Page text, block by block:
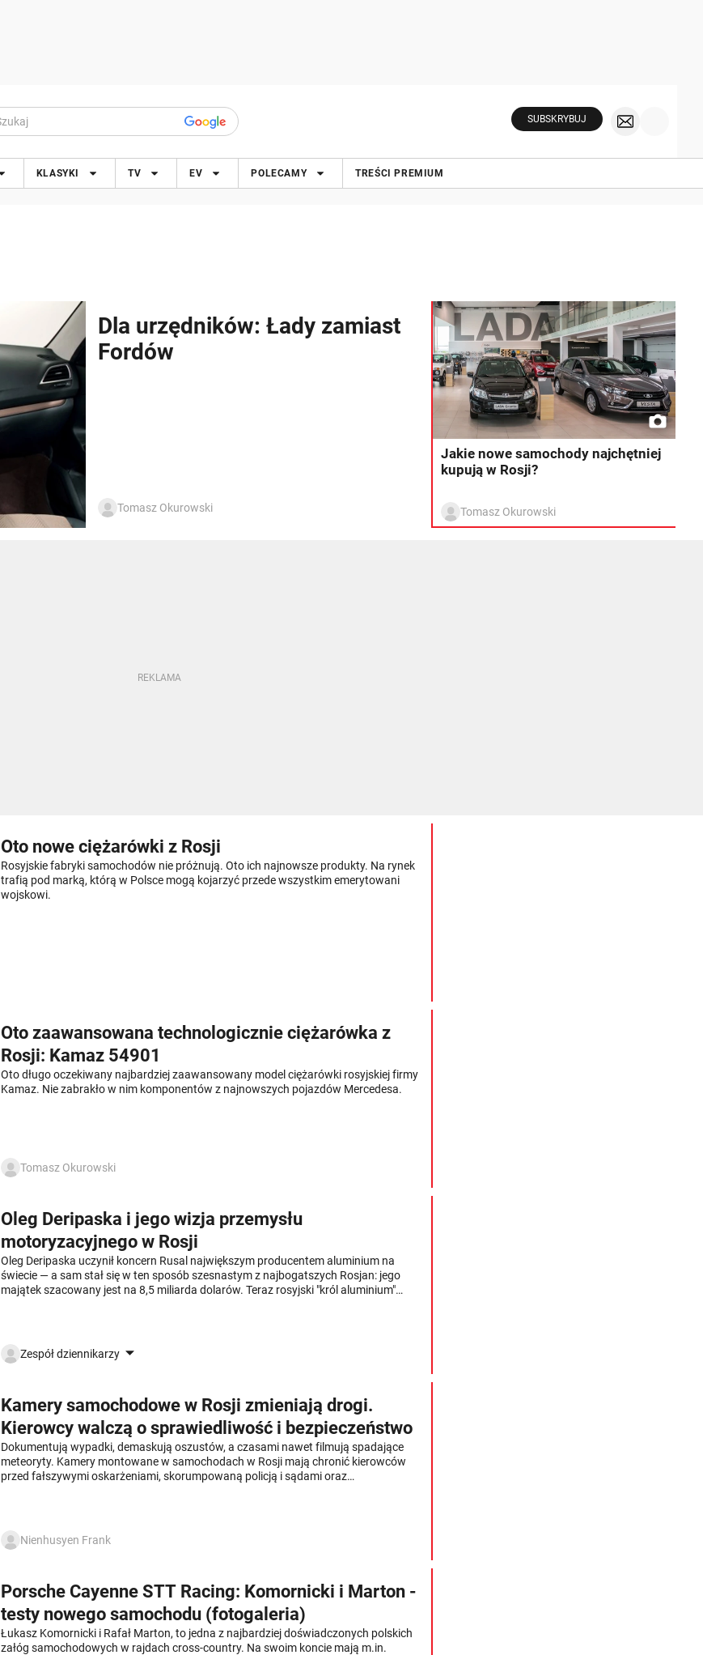
SUBSKRYBUJ
KLASYKI TV EV POLECAMY TREŚCI PREMIUM
Dla urzędników: Łady zamiast
Fordów
Tomasz Okurowski
Jakie nowe samochody najchętniej
kupują w Rosji?
Tomasz Okurowski
Oto nowe ciężarówki z Rosji
Rosyjskie fabryki samochodów nie próżnują. Oto ich najnowsze produkty. Na rynek
trafią pod marką, którą w Polsce mogą kojarzyć przede wszystkim emerytowani
wojskowi.
Oto zaawansowana technologicznie ciężarówka z
Rosji: Kamaz 54901
Oto długo oczekiwany najbardziej zaawansowany model ciężarówki rosyjskiej firmy
Kamaz. Nie zabrakło w nim komponentów z najnowszych pojazdów Mercedesa.
Tomasz Okurowski
Oleg Deripaska i jego wizja przemysłu
motoryzacyjnego w Rosji
Oleg Deripaska uczynił koncern Rusal największym producentem aluminium na
świecie — a sam stał się w ten sposób szesnastym z najbogatszych Rosjan: jego
majątek szacowany jest na 8,5 miliarda dolarów. Teraz rosyjski "król aluminium"
Zespół dziennikarzy
Kamery samochodowe w Rosji zmieniają drogi.
Kierowcy walczą o sprawiedliwość i bezpieczeństwo
Dokumentują wypadki, demaskują oszustów, a czasami nawet filmują spadające
meteoryty. Kamery montowane w samochodach w Rosji mają chronić kierowców
przed fałszywymi oskarżeniami, skorumpowaną policją i sądami oraz
Nienhusyen Frank
Porsche Cayenne STT Racing: Komornicki i Marton -
testy nowego samochodu (fotogaleria)
Łukasz Komornicki i Rafał Marton, to jedna z najbardziej doświadczonych polskich
załóg samochodowych w rajdach cross-country. Na swoim koncie mają m.in.